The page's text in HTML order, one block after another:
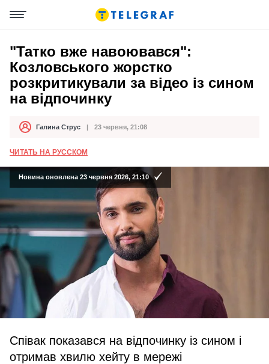
"Татко вже навоювався":
Козловського жорстко
розкритикували за відео із сином
на відпочинку
АвторГалина Струс
Дата публікації 23 червня, 21:08
ЧИТАТЬ НА РУССКОМ
Новина оновлена 23 червня 2026, 21:10
Співак показався на відпочинку із сином і
отримав хвилю хейту в мережі